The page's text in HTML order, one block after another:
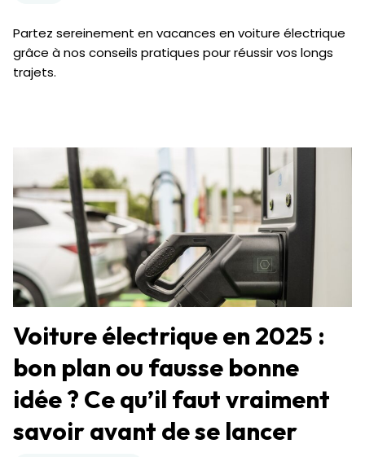
Partez sereinement en vacances en voiture électrique
grâce à nos conseils pratiques pour réussir vos longs
trajets.
Voiture électrique en 2025 :
bon plan ou fausse bonne
idée ? Ce qu’il faut vraiment
savoir avant de se lancer